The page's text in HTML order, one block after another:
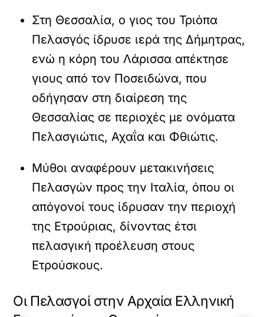
Στη Θεσσαλία, ο γιος του Τριόπα
Πελασγός ίδρυσε ιερά της Δήμητρας,
ενώ η κόρη του Λάρισσα απέκτησε
γιους από τον Ποσειδώνα, που
οδήγησαν στη διαίρεση της
Θεσσαλίας σε περιοχές με ονόματα
Πελασγιώτις, Αχαΐα και Φθιώτις.
Μύθοι αναφέρουν μετακινήσεις
Πελασγών προς την Ιταλία, όπου οι
απόγονοί τους ίδρυσαν την περιοχή
της Ετρούριας, δίνοντας έτσι
πελασγική προέλευση στους
Ετρούσκους.
Οι Πελασγοί στην Αρχαία Ελληνική